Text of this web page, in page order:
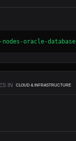
oracle-database
IN CLOUD & INFRASTRUCTURE